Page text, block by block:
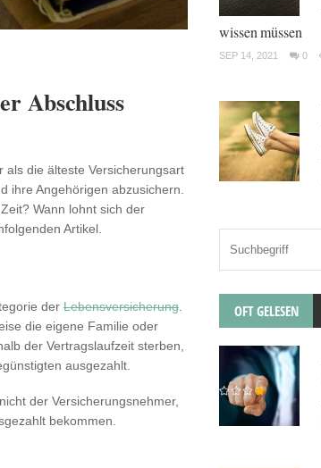
Abschluss
als die älteste Versicherungsart
ihre Angehörigen abzusichern.
Wann lohnt sich der
Artikel.
der Lebensversicherung.
die eigene Familie oder
der Vertragslaufzeit sterben,
ausgezahlt.
der Versicherungsnehmer,
bekommen.
wissen müssen
SEP 14, 2021 0
OFT GELESEN